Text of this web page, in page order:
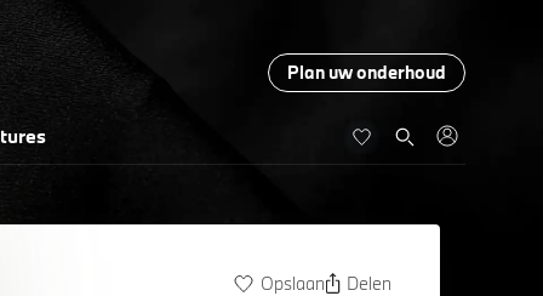
Plan uw onderhoud
Opslaan Delen